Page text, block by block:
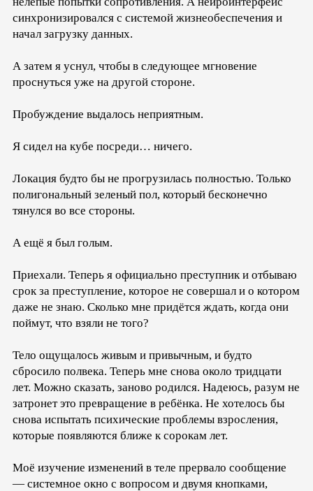
синхронизировался с системой жизнеобеспечения и
начал загрузку данных.
А затем я уснул, чтобы в следующее мгновение
проснуться уже на другой стороне.
Пробуждение выдалось неприятным.
Я сидел на кубе посреди… ничего.
Локация будто бы не прогрузилась полностью. Только
полигональный зеленый пол, который бесконечно
тянулся во все стороны.
А ещё я был голым.
Приехали. Теперь я официально преступник и отбываю
срок за преступление, которое не совершал и о котором
даже не знаю. Сколько мне придётся ждать, когда они
поймут, что взяли не того?
Тело ощущалось живым и привычным, и будто
сбросило полвека. Теперь мне снова около тридцати
лет. Можно сказать, заново родился. Надеюсь, разум не
затронет это превращение в ребёнка. Не хотелось бы
снова испытать психические проблемы взросления,
которые появляются ближе к сорокам лет.
Моё изучение изменений в теле прервало сообщение
— системное окно с вопросом и двумя кнопками,